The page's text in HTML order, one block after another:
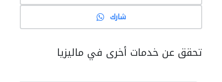
شارك
تحقق عن خدمات أخرى في ماليزيا